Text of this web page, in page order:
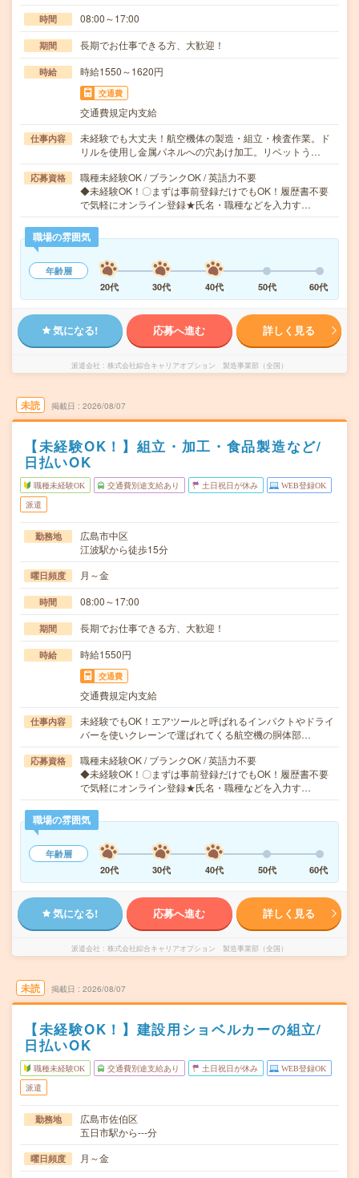
時間 08:00～17:00
期間 長期でお仕事できる方、大歓迎！
時給 時給1550～1620円
交通費
交通費規定内支給
仕事内容
未経験でも大丈夫！航空機体の製造・組立・検査作業。ド
リルを使用し金属パネルへの穴あけ加工。リベットう…
応募資格
職種未経験OK / ブランクOK / 英語力不要
◆未経験OK！〇まずは事前登録だけでもOK！履歴書不要
で気軽にオンライン登録★氏名・職種などを入力す…
職場の雰囲気
年齢層
20代
30代 40代 50代 60代
気になる! 応募へ進む 詳しく見る
派遣会社 株式会社綜合キャリアオプション 製造事業部（全国）
未読 掲載日 2026/08/07
【未経験OK！】組立・加工・食品製造など/
日払いOK
職種未経験OK 交通費別途支給あり 土日祝日が休み WEB登録OK
派遣
勤務地
広島市中区
江波駅から徒歩15分
曜日頻度 月～金
時間 08:00～17:00
期間 長期でお仕事できる方、大歓迎！
時給 時給1550円
交通費
交通費規定内支給
仕事内容
未経験でもOK！エアツールと呼ばれるインパクトやドライ
バーを使いクレーンで運ばれてくる航空機の胴体部…
応募資格
職種未経験OK / ブランクOK / 英語力不要
◆未経験OK！〇まずは事前登録だけでもOK！履歴書不要
で気軽にオンライン登録★氏名・職種などを入力す…
職場の雰囲気
年齢層
20代
30代 40代 50代 60代
気になる! 応募へ進む 詳しく見る
派遣会社 株式会社綜合キャリアオプション 製造事業部（全国）
未読 掲載日 2026/08/07
【未経験OK！】建設用ショベルカーの組立/
日払いOK
職種未経験OK 交通費別途支給あり 土日祝日が休み WEB登録OK
派遣
勤務地
広島市佐伯区
五日市駅から---分
曜日頻度
月～金